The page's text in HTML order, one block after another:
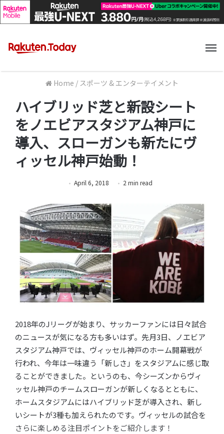
Home / スポーツ & エンターテイメント
ハイブリッド芝と新設シート
をノエビアスタジアム神戸に
導入、スローガンも新たにヴ
ィッセル神戸始動！
April 6, 2018 2 min read
2018年のJリーグが始まり、サッカーファンには日々試合
のニュースが気になる方も多いはず。先月3日、ノエビア
スタジアム神戸では、ヴィッセル神戸のホーム開幕戦が
行われ、今年は一味違う「新しさ」をスタジアムに感じ取
ることができました。というのも、今シーズンからヴィ
ッセル神戸のチームスローガンが新しくなるとともに、
ホームスタジアムにはハイブリッド芝が導入され、新し
いシートが3種も加えられたのです。ヴィッセルの試合を
さらに楽しめる注目ポイントをご紹介します！